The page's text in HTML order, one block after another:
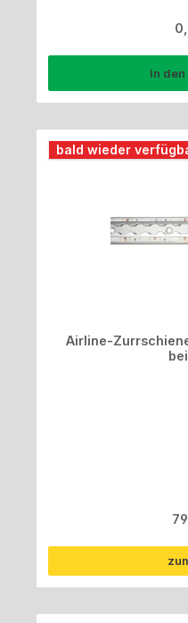
In den
bald wieder
Airline-